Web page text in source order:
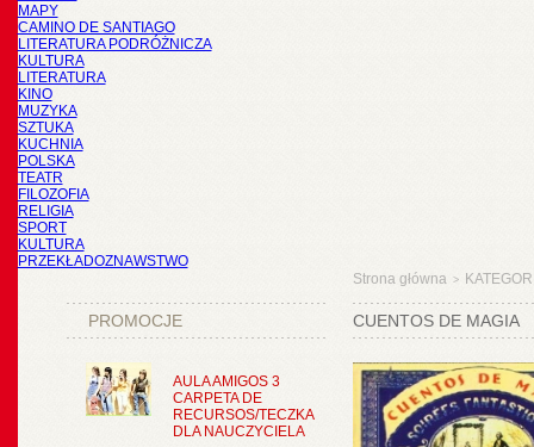
MAPY
CAMINO DE SANTIAGO
LITERATURA PODRÓŻNICZA
KULTURA
LITERATURA
KINO
MUZYKA
SZTUKA
KUCHNIA
POLSKA
TEATR
FILOZOFIA
RELIGIA
SPORT
KULTURA
PRZEKŁADOZNAWSTWO
PROMOCJE
AULA AMIGOS 3
CARPETA DE
RECURSOS/TECZKA
DLA NAUCZYCIELA
Strona główna >
CUENTOS DE MAGIA